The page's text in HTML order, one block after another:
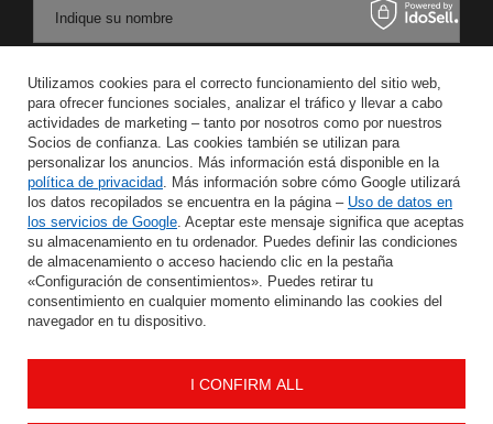
Indique su nombre
Introduzca su dirección de correo electrónico
Acepto el tratamiento de mis datos personales para los fines y en el ámbito del servicio Newsletter en el
GUARDAR
AYUDA
MI CUENTA
Utilizamos cookies para el correcto funcionamiento del sitio web,
para ofrecer funciones sociales, analizar el tráfico y llevar a cabo
actividades de marketing – tanto por nosotros como por nuestros
Socios de confianza. Las cookies también se utilizan para
personalizar los anuncios. Más información está disponible en la
política de privacidad. Más información sobre cómo Google utilizará
los datos recopilados se encuentra en la página – Uso de datos en
los servicios de Google. Aceptar este mensaje significa que aceptas
su almacenamiento en tu ordenador. Puedes definir las condiciones
de almacenamiento o acceso haciendo clic en la pestaña
«Configuración de consentimientos». Puedes retirar tu
consentimiento en cualquier momento eliminando las cookies del
navegador en tu dispositivo.
I CONFIRM ALL